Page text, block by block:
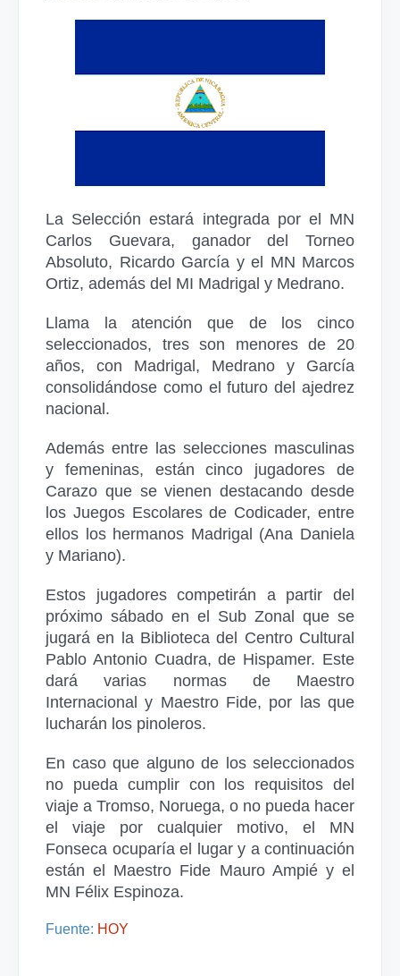
La Selección estará integrada por el MN
Carlos Guevara, ganador del Torneo
Absoluto, Ricardo García y el MN Marcos
Ortiz, además del MI Madrigal y Medrano.
Llama la atención que de los cinco
seleccionados, tres son menores de 20
años, con Madrigal, Medrano y García
consolidándose como el futuro del ajedrez
nacional.
Además entre las selecciones masculinas
y femeninas, están cinco jugadores de
Carazo que se vienen destacando desde
los Juegos Escolares de Codicader, entre
ellos los hermanos Madrigal (Ana Daniela
y Mariano).
Estos jugadores competirán a partir del
próximo sábado en el Sub Zonal que se
jugará en la Biblioteca del Centro Cultural
Pablo Antonio Cuadra, de Hispamer. Este
dará varias normas de Maestro
Internacional y Maestro Fide, por las que
lucharán los pinoleros.
En caso que alguno de los seleccionados
no pueda cumplir con los requisitos del
viaje a Tromso, Noruega, o no pueda hacer
el viaje por cualquier motivo, el MN
Fonseca ocuparía el lugar y a continuación
están el Maestro Fide Mauro Ampié y el
MN Félix Espinoza.
Fuente: HOY